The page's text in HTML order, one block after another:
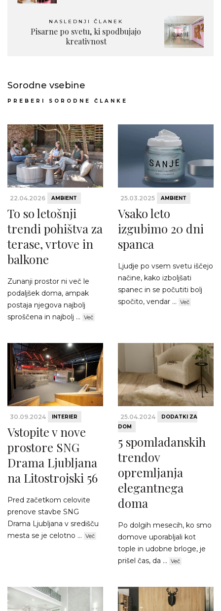
NASLEDNJI ČLANEK
Pisarne po svetu, ki spodbujajo
kreativnost
Sorodne vsebine
PREBERI SORODNE ČLANKE
22.04.2026 AMBIENT
To so letošnji
trendi pohištva za
terase, vrtove in
balkone
Zunanji prostor ni več le
podaljšek doma, ampak
postaja njegova najbolj
sproščena in najbolj ... Več
25.03.2025 AMBIENT
Vsako leto
izgubimo 20 dni
spanca
Ljudje po vsem svetu iščejo
načine, kako izboljšati
spanec in se počutiti bolj
spočito, vendar ... Več
30.09.2024 INTERIER
Vstopite v nove
prostore SNG
Drama Ljubljana
na Litostrojski 56
Pred začetkom celovite
prenove stavbe SNG
Drama Ljubljana v središču
mesta se je celotno ... Več
25.04.2024
DODATKI ZA
DOM
5 spomladanskih
trendov
opremljanja
elegantnega
doma
Po dolgih mesecih, ko smo
domove uporabljali kot
tople in udobne brloge, je
prišel čas, da ... Več